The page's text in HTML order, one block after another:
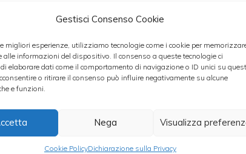
Gestisci Consenso Cookie
migliori esperienze, utilizziamo tecnologie come i cookie per
alle informazioni del dispositivo. Il consenso a queste tecnologie ci
elaborare dati come il comportamento di navigazione o ID unici su
o ritirare il consenso può influire negativamente su alcune
e funzioni.
Nega Visualizza
Cookie PolicyDichiarazione sulla Privacy
in costiera amalfitana posti famosi come
Bisognerebbe che ,o questi signori si
giornali trascurassero il “mercato straniero”
in spagna o francia dove il proprio è sempre